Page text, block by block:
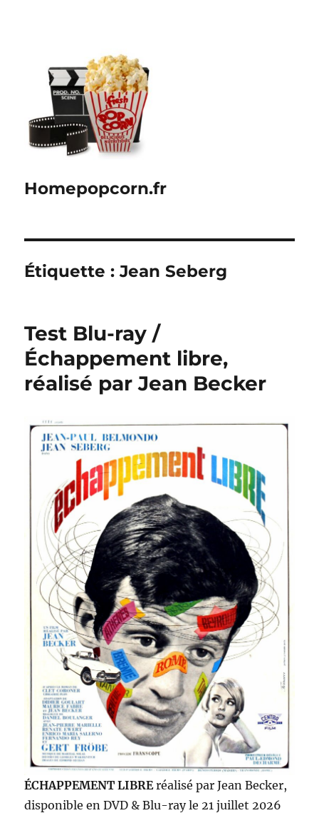
Homepopcorn.fr
Étiquette :Jean Seberg
Test Blu-ray /
Échappement libre,
réalisé par Jean Becker
ÉCHAPPEMENT LIBREréalisé par Jean Becker,
disponible en DVD & Blu-ray le 21 juillet 2026